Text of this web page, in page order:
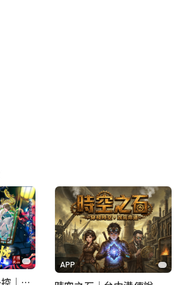
圓山月夜-羊群的失控｜圓山飯店 ARG實境解謎遊戲
APP